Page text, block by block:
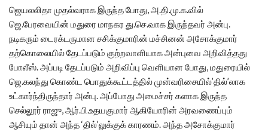
ஜெயலலிதா முதல்வராக இருந்த போது, அ.தி.மு.க.வில்
ஜெ.பேரவையின் மதுரை மாநகர து.செ.வாக இருந்தவர் அன்பு.
நடிகரும் டைரக்டருமான சசிக்குமாரின் மச்சினன் அசோக்குமார்
தற்கொலையில் தேடப்படும் குற்றவாளியாக அன்புவை அறிவித்தது
போலீஸ். அப்படி தேடப்படும் அறிவிப்பு வெளியான போது, மதுரையில்
ஜெ.கலந்து கொண்ட பொதுக்கூட்டத்தில் முன்வரிசையில்’தில்’லாக
உட்கார்ந்திருந்தார் அன்பு. அப்போது அமைச்சர் களாக இருந்த
செல்லூர் ராஜு, ஆர்.பி.உதயகுமார் ஆகியோரின் அரவணைப்பும்
ஆசியும் தான் அந்த ‘தில்’லுக்குக் காரணம். அந்த அசோக்குமார்